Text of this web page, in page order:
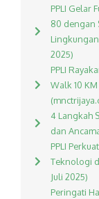
PPLI Gelar
80 dengan
2025)
PPLI
Walk 10
4 Langkah
dan
PPLI
Teknologi
Juli 2025)
Peringati